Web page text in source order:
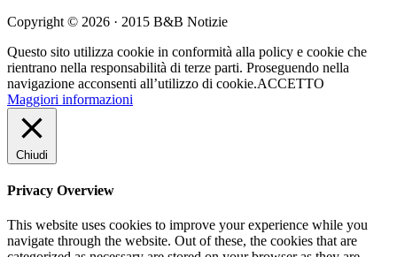
Copyright © 2026 · 2015 B&B Notizie
Questo sito utilizza cookie in conformità alla policy e cookie che
rientrano nella responsabilità di terze parti. Proseguendo nella
navigazione acconsenti all’utilizzo di cookie.ACCETTO
Maggiori informazioni
Chiudi
Privacy Overview
This website uses cookies to improve your experience while you
navigate through the website. Out of these, the cookies that are